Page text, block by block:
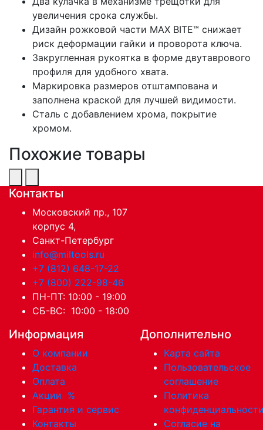
увеличения срока службы.
Дизайн рожковой части MAX BITE™ снижает
риск деформации гайки и проворота ключа.
Закругленная рукоятка в форме двутаврового
профиля для удобного хвата.
Маркировка размеров отштампована и
заполнена краской для лучшей видимости.
Сталь с добавлением хрома, покрытие
хромом.
Похожие товары
Контакты
Московский пр., 107
корпус 4,
Санкт-Петербург
info@miltools.ru
+7 (812) 648-17-22
+7 (800) 222-98-46
ПН-ПТ: 10:00 - 19:00
СБ-ВС: 10:00 - 18:00
Информация
О компании
Доставка
Оплата
Акции %
Гарантия и сервис
Контакты
Дополнительно
Карта сайта
Пользовательское
соглашение
Политика
Согласие на